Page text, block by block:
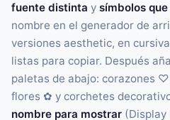
fuente distinta y símbolos
nombre en el generador de
versiones aesthetic, en
listas para copiar. Después
paletas de abajo: corazones
flores ✿ y corchetes
nombre para mostrar (Display